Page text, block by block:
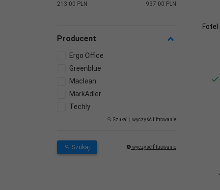
213.00 PLN 937.00 PLN
Producent
Ergo Office
Greenblue
Maclean
MarkAdler
Techly
Szukaj wyczyść filtrowanie
Szukaj wyczyść filtrowanie
Fotel